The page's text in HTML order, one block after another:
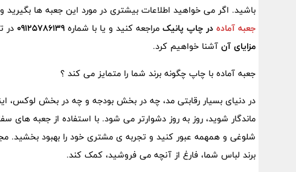
باشید. اگر می خواهید اطلاعات بیشتری در مورد این جعبه ها
جعبه آماده در چاپ پانیک مراجعه کنید و یا با شماره 09125786139 در
مزایای آن آشنا خواهیم کرد.
جعبه آماده با چاپ چگونه برند شما را متمایز می کند ؟
در دنیای بسیار رقابتی مد، چه در بخش بودجه و چه در بخش لوکس،
ماندگار شوید، روز به روز دشوارتر می ‌شود. با استفاده از جعبه
شلوغی و همهمه عبور کنید و تجربه‌ ی مشتری خود را بهبود بخشید.
برند لباس شما، فارغ از آنچه می‌ فروشید، کمک کند.